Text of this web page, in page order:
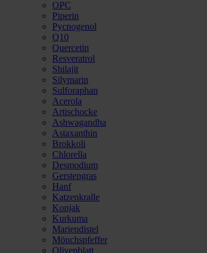
OPC
Piperin
Pycnogenol
Q10
Quercetin
Resveratrol
Shilajit
Silymarin
Sulforaphan
Acerola
Artischocke
Ashwagandha
Astaxanthin
Brokkoli
Chlorella
Desmodium
Gerstengras
Hanf
Katzenkralle
Konjak
Kurkuma
Mariendistel
Mönchspfeffer
Olivenblatt